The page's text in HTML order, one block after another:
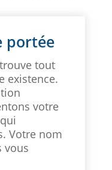
portée
tout
existence.
votre
Votre nom
vous